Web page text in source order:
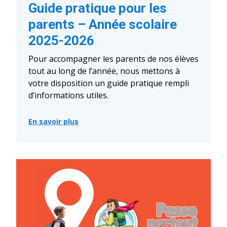
Guide pratique pour les
parents – Année scolaire
2025-2026
Pour accompagner les parents de nos élèves
tout au long de l’année, nous mettons à
votre disposition un guide pratique rempli
d’informations utiles.
En savoir plus
:
les
Année
scolaire
2025-